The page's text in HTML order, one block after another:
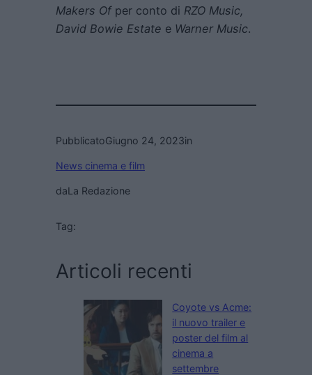
Makers Ofper conto di RZO Music,
David Bowie Estate e Warner Music.
PubblicatoGiugno 24, 2023in
News cinema e film
daLa Redazione
Tag:
Articoli recenti
Coyote vs Acme:
il nuovo trailer e
poster del film al
cinema a
settembre